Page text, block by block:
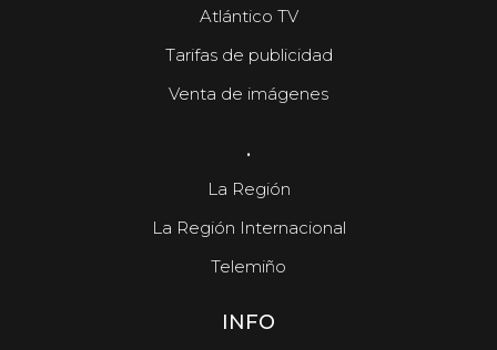
Atlántico TV
Tarifas de publicidad
Venta de imágenes
.
La Región
La Región Internacional
Telemiño
INFO